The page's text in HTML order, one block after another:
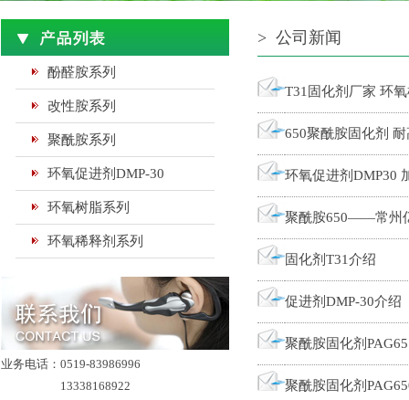
酚醛胺系列
改性胺系列
聚酰胺系列
环氧促进剂DMP-30
环氧树脂系列
环氧稀释剂系列
业务电话：0519-83986996
13338168922
> 公司新闻
T31固化剂厂家 环
650聚酰胺固化剂
环氧促进剂DMP30
聚酰胺650——常州
固化剂T31介绍
促进剂DMP-30介绍
聚酰胺固化剂
聚酰胺固化剂